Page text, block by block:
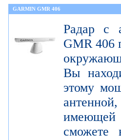
GARMIN GMR 406
Радар с
GMR 406
Вы
этому
сможете